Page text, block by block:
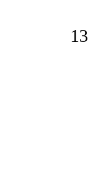
13